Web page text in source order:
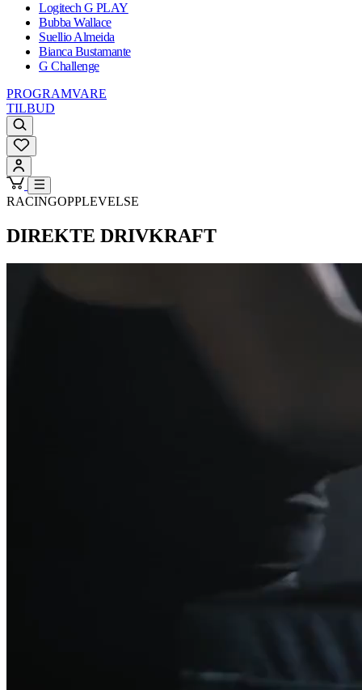
Logitech G PLAY
Bubba Wallace
Suellio Almeida
Bianca Bustamante
G Challenge
PROGRAMVARE
TILBUD
RACINGOPPLEVELSE
DIREKTE DRIVKRAFT